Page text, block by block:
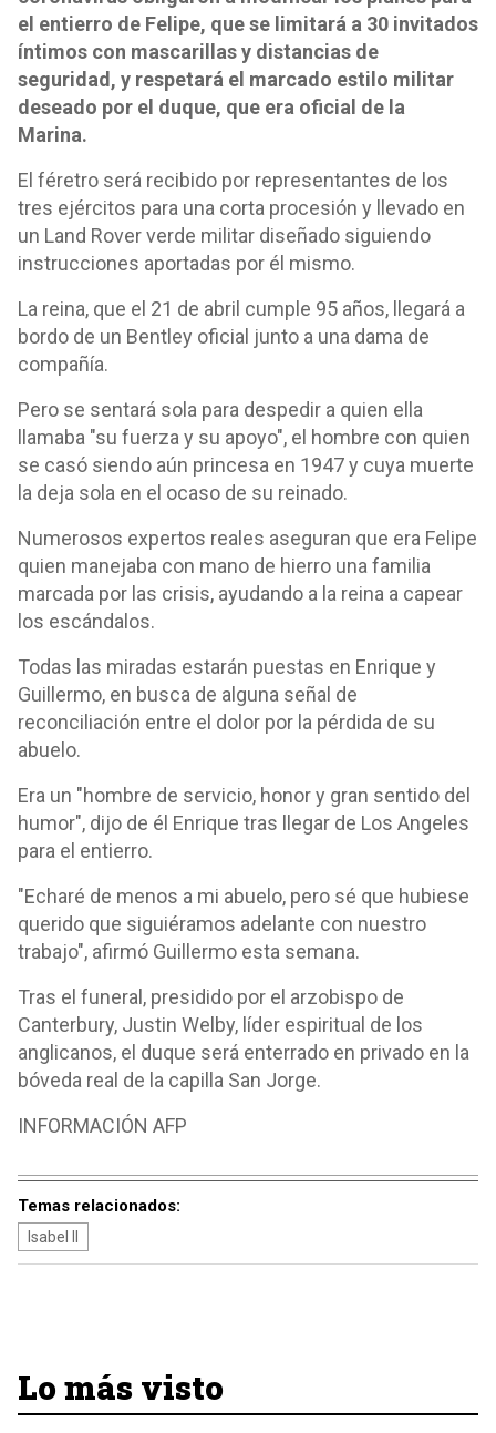
el entierro de Felipe, que se limitará a 30 invitados
íntimos con mascarillas y distancias de
seguridad, y respetará el marcado estilo militar
deseado por el duque, que era oficial de la
Marina.
El féretro será recibido por representantes de los
tres ejércitos para una corta procesión y llevado en
un Land Rover verde militar diseñado siguiendo
instrucciones aportadas por él mismo.
La reina, que el 21 de abril cumple 95 años, llegará a
bordo de un Bentley oficial junto a una dama de
compañía.
Pero se sentará sola para despedir a quien ella
llamaba "su fuerza y su apoyo", el hombre con quien
se casó siendo aún princesa en 1947 y cuya muerte
la deja sola en el ocaso de su reinado.
Numerosos expertos reales aseguran que era Felipe
quien manejaba con mano de hierro una familia
marcada por las crisis, ayudando a la reina a capear
los escándalos.
Todas las miradas estarán puestas en Enrique y
Guillermo, en busca de alguna señal de
reconciliación entre el dolor por la pérdida de su
abuelo.
Era un "hombre de servicio, honor y gran sentido del
humor", dijo de él Enrique tras llegar de Los Angeles
para el entierro.
"Echaré de menos a mi abuelo, pero sé que hubiese
querido que siguiéramos adelante con nuestro
trabajo", afirmó Guillermo esta semana.
Tras el funeral, presidido por el arzobispo de
Canterbury, Justin Welby, líder espiritual de los
anglicanos, el duque será enterrado en privado en la
bóveda real de la capilla San Jorge.
INFORMACIÓN AFP
Temas relacionados:
Isabel II
Lo más visto